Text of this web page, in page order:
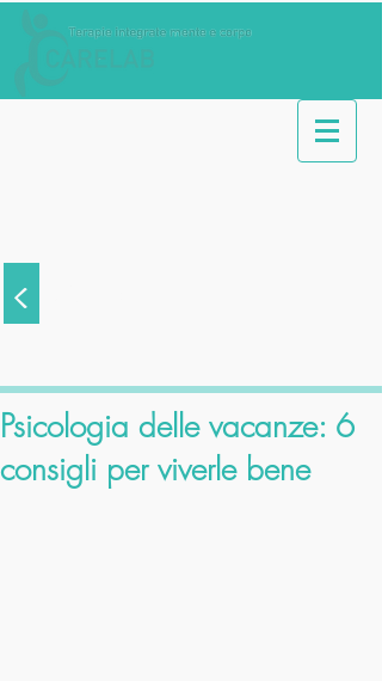
<
Psicologia delle vacanze: 6
consigli per viverle bene